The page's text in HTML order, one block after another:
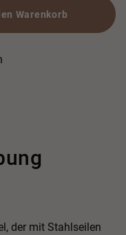
Warenkorb
der mit Stahlseilen